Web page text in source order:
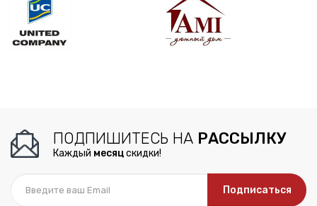
ПОДПИШИТЕСЬ НА РАССЫЛКУ
Каждый месяцскидки!
Подписаться